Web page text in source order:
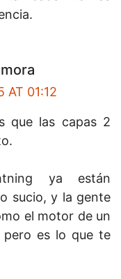
AT 01:12
que las capas 2
ya están
sucio, y la gente
el motor de un
es lo que te